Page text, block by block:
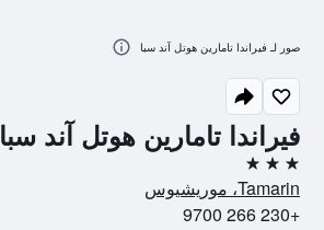
فيراندا تامارين هوتل آند سبا
3 نجوم
Tamarin، موريشيوس
+230 266 9700
صور لـ فيراندا تامارين هوتل آند سبا